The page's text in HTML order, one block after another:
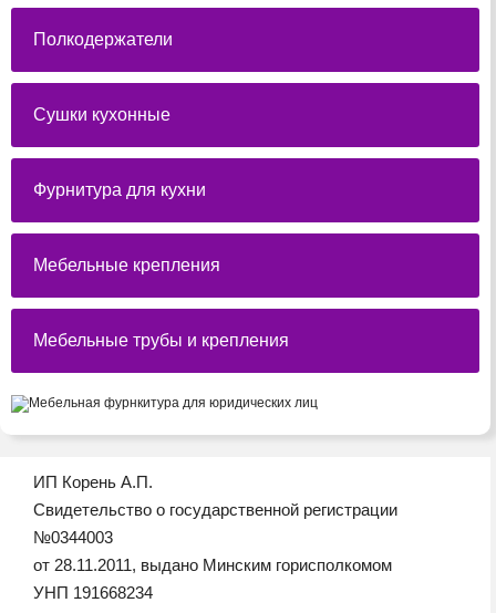
Полкодержатели
Сушки кухонные
Фурнитура для кухни
Мебельные крепления
Мебельные трубы и крепления
ИП Корень А.П.
Свидетельство о государственной регистрации
№0344003
от 28.11.2011, выдано Минским горисполкомом
УНП 191668234